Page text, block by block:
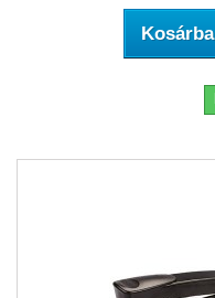
Kosárba